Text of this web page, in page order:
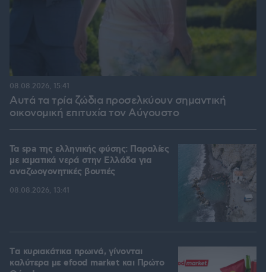
Αυτά τα τρία ζώδια προσελκύουν σημαντική
οικονομική επιτυχία τον Αύγουστο
08.08.2026, 15:41
Τα spa της ελληνικής φύσης: Παραλίες
με ιαματικά νερά στην Ελλάδα για
αναζωογονητικές βουτιές
08.08.2026, 13:41
Tα κυριακάτικα πρωινά, γίνονται
καλύτερα με efood market και Πρώτο